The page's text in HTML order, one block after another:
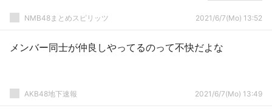
NMB48まとめスピリッツ 2021/6/7(Mo) 13:52
メンバー同士が仲良しやってるのって不快だよな
AKB48地下速報 2021/6/7(Mo) 13:49